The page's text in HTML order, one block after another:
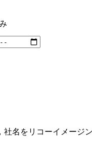
名をリコーイメージ